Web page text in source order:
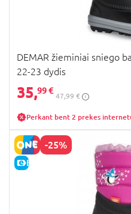
DEMAR žieminiai sniego
22-23 dydis
35,99 €
47,99 €
Perkant bent 2 prekes
-25%
E-KAINA